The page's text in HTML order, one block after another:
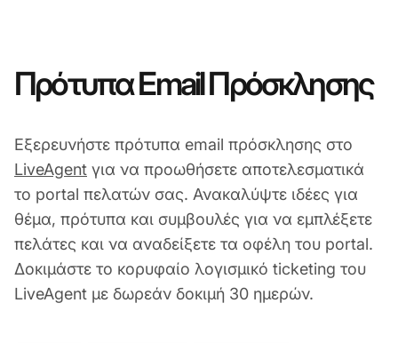
Πρότυπα Email Πρόσκλησης
Εξερευνήστε πρότυπα email πρόσκλησης στο
LiveAgent για να προωθήσετε αποτελεσματικά
το portal πελατών σας. Ανακαλύψτε ιδέες για
θέμα, πρότυπα και συμβουλές για να εμπλέξετε
πελάτες και να αναδείξετε τα οφέλη του portal.
Δοκιμάστε το κορυφαίο λογισμικό ticketing του
LiveAgent με δωρεάν δοκιμή 30 ημερών.